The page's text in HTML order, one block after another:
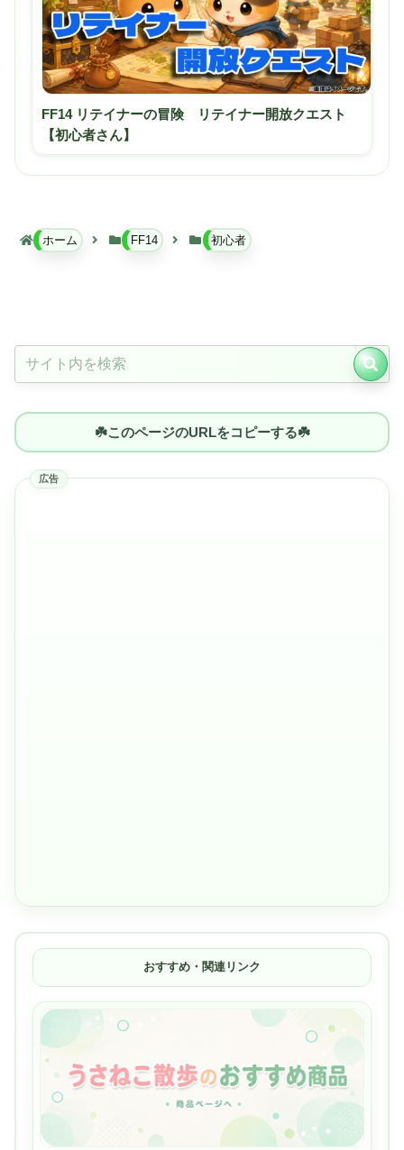
FF14 リテイナーの冒険 リテイナー開放クエスト
【初心者さん】
ホーム FF14 初心者
☘️このページのURLをコピーする☘️
広告
おすすめ・関連リンク